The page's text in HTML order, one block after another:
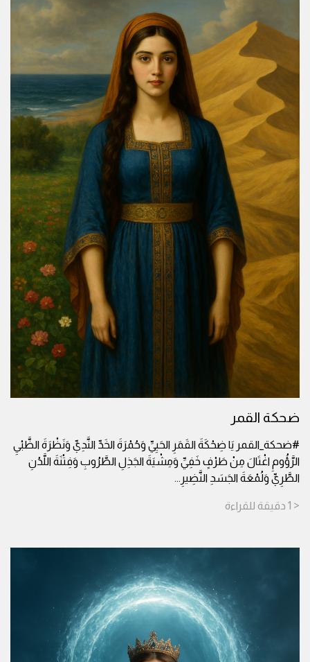
ضحكة القمر
#ضحكة_القمر يَا ضِحْكَةَ القَمَرِ الحَيِيِّ وَحُمْرَةَ الخَدِّ النَّدِيِّ وَنَظْرَةَ الظَّبْيِ
الرَّؤُومِ اغْتَالَ مِنْ طَرْفٍ خَفِيِّ وَمِشْيَةَ الجَذِلِ الطَّرُوبِ وَفِتْنَةَ اللَّدُنِ
الطَّرِيِّ وَلُمْعَةَ الجَسَدِ النَّضِيرِ ...
< 1 دقيقة للقراءة